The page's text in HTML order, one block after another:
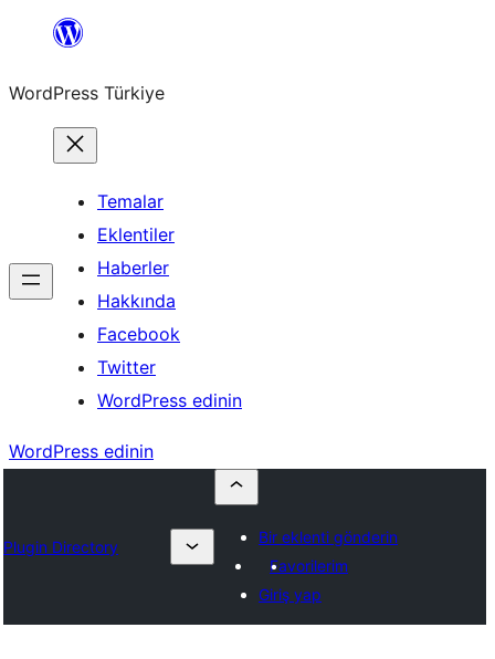
İçeriğe
WordPress Türkiye
Temalar
Eklentiler
Haberler
Hakkında
Facebook
Twitter
WordPress edinin
WordPress edinin
Plugin Directory
Bir eklenti gönderin
Favorilerim
Giriş yap